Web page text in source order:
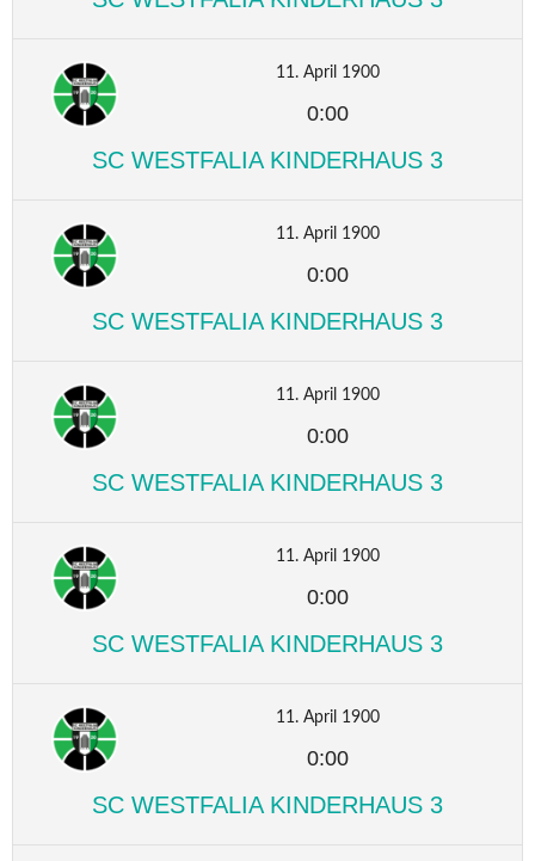
11. April 1900
0:00
SC WESTFALIA KINDERHAUS 3
11. April 1900
0:00
SC WESTFALIA KINDERHAUS 3
11. April 1900
0:00
SC WESTFALIA KINDERHAUS 3
11. April 1900
0:00
SC WESTFALIA KINDERHAUS 3
11. April 1900
0:00
SC WESTFALIA KINDERHAUS 3